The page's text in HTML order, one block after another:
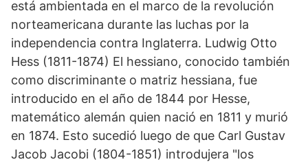
está ambientada en el marco de la revolución
norteamericana durante las luchas por la
independencia contra Inglaterra. Ludwig Otto
Hess (1811-1874) El hessiano, conocido también
como discriminante o matriz hessiana, fue
introducido en el año de 1844 por Hesse,
matemático alemán quien nació en 1811 y murió
en 1874. Esto sucedió luego de que Carl Gustav
Jacob Jacobi (1804-1851) introdujera "los